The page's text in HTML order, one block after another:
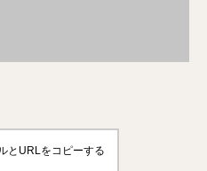
とURLをコピーする